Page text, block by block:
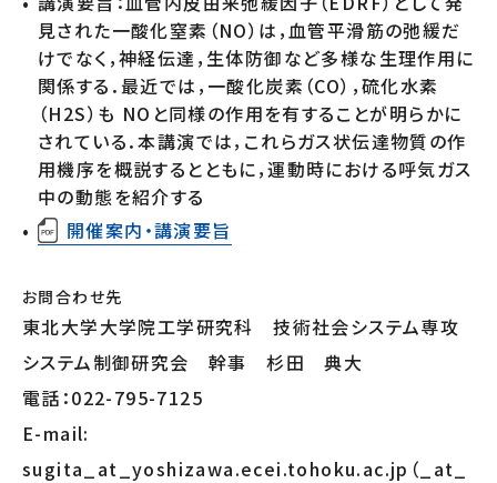
見された一酸化窒素（NO）は，血管平滑筋の弛緩だ
けでなく，神経伝達，生体防御など多様な生理作用に
関係する．最近では，一酸化炭素（CO），硫化水素
（H2S）も NOと同様の作用を有することが明らかに
されている．本講演では，これらガス状伝達物質の作
用機序を概説するとともに，運動時における呼気ガス
中の動態を紹介する
開催案内・講演要旨
お問合わせ先
東北大学大学院工学研究科 技術社会システム専攻
システム制御研究会 幹事 杉田 典大
電話：022-795-7125
E-mail:
sugita_at_yoshizawa.ecei.tohoku.ac.jp（_at_